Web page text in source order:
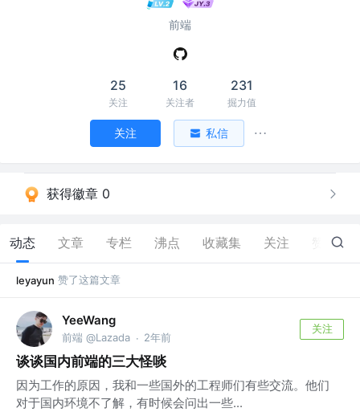
前端
25
关注
16
关注者
231
掘力值
关注 私信
获得徽章 0
动态 文章 专栏 沸点 收藏集 关注 41
leyayun 赞了这篇文章
YeeWang
前端 @Lazada · 2年前
关注
谈谈国内前端的三大怪啖
因为工作的原因，我和一些国外的工程师们有些交流。他们
对于国内环境不了解，有时候会问出一些...